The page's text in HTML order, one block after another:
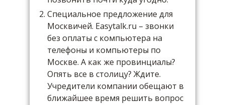
Специальное предложение для
Москвичей. Easytalk.ru – звонки
без оплаты с компьютера на
телефоны и компьютеры по
Москве. А как же провинциалы?
Опять все в столицу? Ждите.
Учредители компании обещают в
ближайшее время решить вопрос